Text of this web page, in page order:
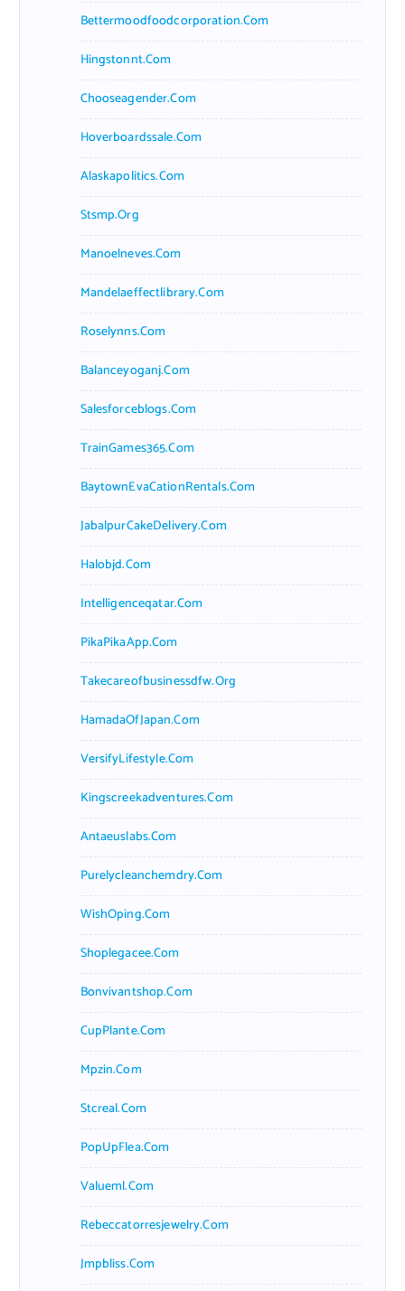
Bettermoodfoodcorporation.com
Hingstonnt.com
Chooseagender.com
Hoverboardssale.com
Alaskapolitics.com
Stsmp.org
Manoelneves.com
Mandelaeffectlibrary.com
Roselynns.com
Balanceyoganj.com
Salesforceblogs.com
TrainGames365.com
BaytownEvaCationRentals.com
JabalpurCakeDelivery.com
Halobjd.com
Intelligenceqatar.com
PikaPikaApp.com
Takecareofbusinessdfw.org
HamadaOfJapan.com
VersifyLifestyle.com
Kingscreekadventures.com
Antaeuslabs.com
Purelycleanchemdry.com
WishOping.com
Shoplegacee.com
Bonvivantshop.com
CupPlante.com
Mpzin.com
Stcreal.com
PopUpFlea.com
Valueml.com
Rebeccatorresjewelry.com
Jmpbliss.com